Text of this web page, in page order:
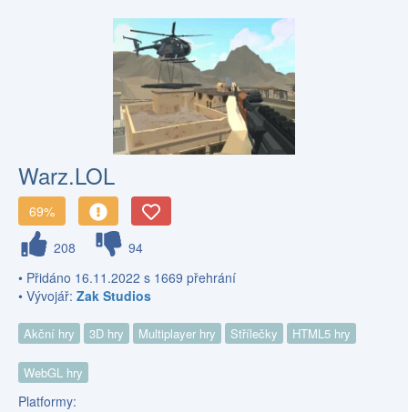
Warz.LOL
69%
208
94
• Přidáno 16.11.2022 s 1669 přehrání
• Vývojář: Zak Studios
Akční hry 3D hry Multiplayer hry Střílečky HTML5 hry
WebGL hry
Platformy: